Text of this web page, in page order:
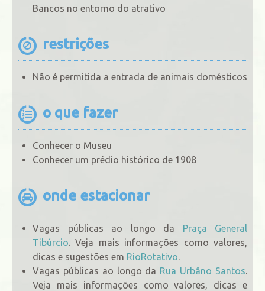
Bancos no entorno do atrativo
restrições
Não é permitida a entrada de animais domésticos
o que fazer
Conhecer o Museu
Conhecer um prédio histórico de 1908
onde estacionar
Vagas públicas ao longo da Praça General
Tibúrcio. Veja mais informações como valores,
dicas e sugestões em RioRotativo.
Vagas públicas ao longo da Rua Urbâno Santos.
Veja mais informações como valores, dicas e